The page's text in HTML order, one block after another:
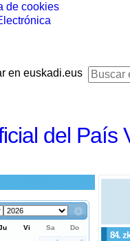
de cookies
en euskadi.eus
del País
84.